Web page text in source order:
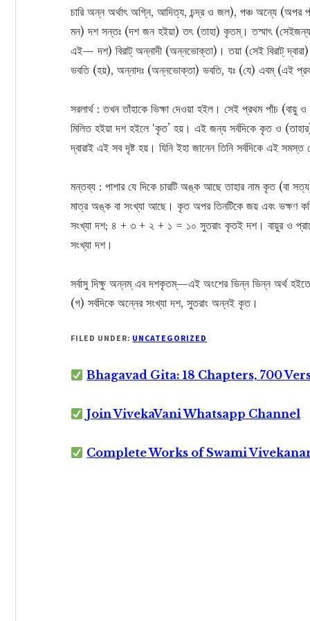
চারি অন্ন অর্থাৎ অগ্নি, আদিত্য, চন্দ্র ও জল), পঞ্চ অন্যে (অপর
মন) দশ সন্তঃ (দশ জন হইয়া) তৎ (তাহা) কৃতম্। তস্মাৎ
এই— দশ) বিরাট্ অন্নাদী (অন্নভোক্তা)। তয়া (সেই বিরাট্
ভবতি (হয়), অন্নাদঃ (অন্নভোক্তা) ভবতি, যঃ (যে) এবম্ (এই
সরলার্থ : তখন তাঁহাকে ভিক্ষা দেওয়া হইল। সেই প্রথম পাঁচ (বায়ু ও
মিলিত হইয়া দশ হইলে ‘কৃত’ হয়। এই জন্য সর্বদিকে কৃত ও
দ্বারাই এই সব দৃষ্ট হয়। যিনি ইহা জানেন তিনি সর্বদিকে এই সমস্ত
মন্তব্য : পাশার যে দিকে চারটি অঙ্ক আছে তাহার নাম কৃত (বা
মাত্র অঙ্ক বা সংখ্যা আছে। কৃত অপর তিনটিকে জয় এবং ভক্ষণ
সংখ্যা দশ; ৪ + ৩ + ২ + ১ = ১০ সুতরাং কৃতই দশ। বায়ুর ও
সংখ্যা দশ।
সর্বাসু দিক্ষু অন্নম্ এব দশকৃতম্—এই অংশের ভিন্ন ভিন্ন অর্থ
(গ) সর্বদিকে অন্নের সংখ্যা দশ, সুতরাং অন্নই কৃত।
FILED UNDER: UNCATEGORIZED
Bhagavad Gita: 18 Chapters, 700
Join VivekaVani Whatsapp Channel
Complete Works of Swami